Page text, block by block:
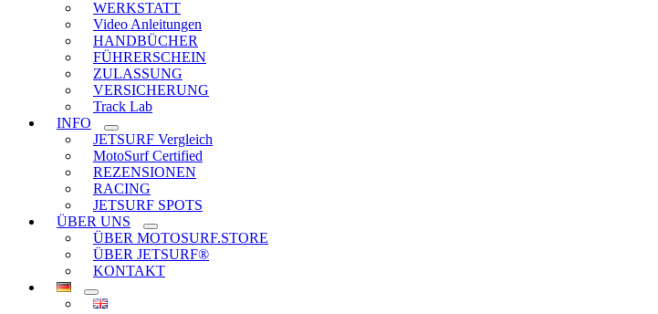
WERKSTATT
Video Anleitungen
HANDBÜCHER
FÜHRERSCHEIN
ZULASSUNG
VERSICHERUNG
Track Lab
INFO
JETSURF Vergleich
MotoSurf Certified
REZENSIONEN
RACING
JETSURF SPOTS
ÜBER UNS
ÜBER MOTOSURF.STORE
ÜBER JETSURF®
KONTAKT